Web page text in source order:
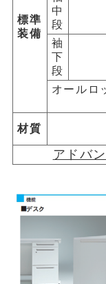
標準
装備
中
段
袖
下
段
オールロ
材質
アドバ